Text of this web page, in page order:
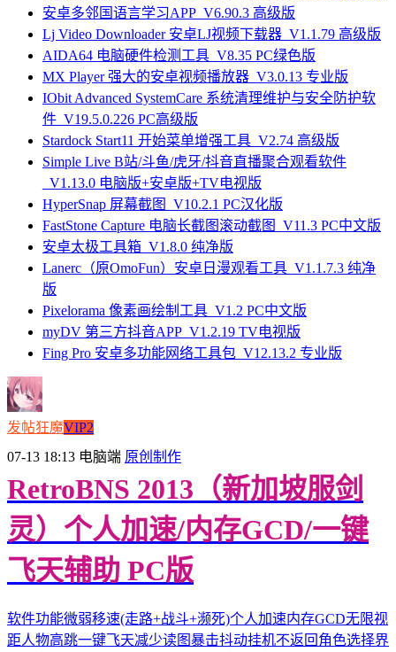
安卓多邻国语言学习APP_V6.90.3 高级版
Lj Video Downloader 安卓LJ视频下载器_V1.1.79 高级版
AIDA64 电脑硬件检测工具_V8.35 PC绿色版
MX Player 强大的安卓视频播放器_V3.0.13 专业版
IObit Advanced SystemCare 系统清理维护与安全防护软
件_V19.5.0.226 PC高级版
Stardock Start11 开始菜单增强工具_V2.74 高级版
Simple Live B站/斗鱼/虎牙/抖音直播聚合观看软件
_V1.13.0 电脑版+安卓版+TV电视版
HyperSnap 屏幕截图_V10.2.1 PC汉化版
FastStone Capture 电脑长截图滚动截图_V11.3 PC中文版
安卓太极工具箱_V1.8.0 纯净版
Lanerc（原OmoFun）安卓日漫观看工具_V1.1.7.3 纯净
版
Pixelorama 像素画绘制工具_V1.2 PC中文版
myDV 第三方抖音APP_V1.2.19 TV电视版
Fing Pro 安卓多功能网络工具包_V12.13.2 专业版
发帖狂魔VIP2
07-13 18:13 电脑端 原创制作
RetroBNS 2013（新加坡服剑
灵）个人加速/内存GCD/一键
飞天辅助 PC版
软件功能微弱移速(走路+战斗+濒死)个人加速内存GCD无限视
距人物高跳一键飞天减少读图暴击抖动挂机不返回角色选择界